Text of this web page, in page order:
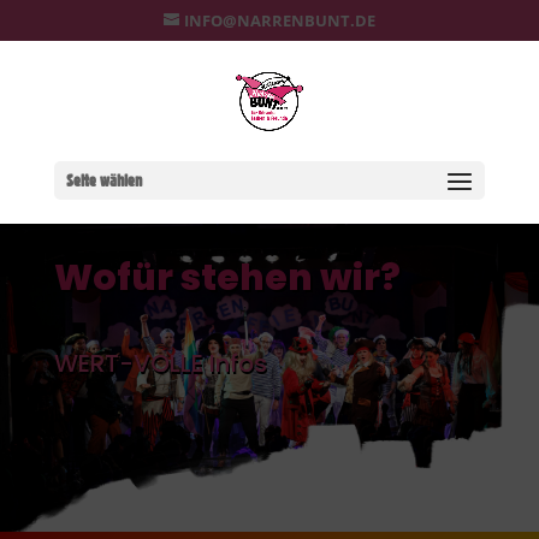
INFO@NARRENBUNT.DE
Seite wählen
Wofür stehen wir?
WERT-VOLLE Infos